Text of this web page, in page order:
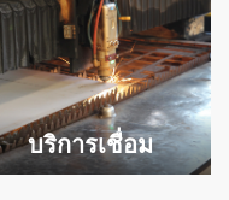
บริการเชื่อม